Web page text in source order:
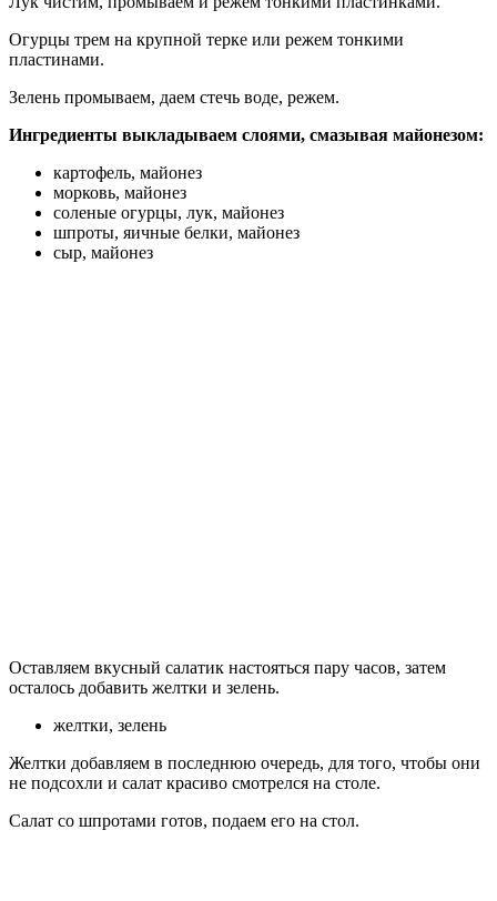
Огурцы трем на крупной терке или режем тонкими
пластинами.
Зелень промываем, даем стечь воде, режем.
Ингредиенты выкладываем слоями, смазывая майонезом:
картофель, майонез
морковь, майонез
соленые огурцы, лук, майонез
шпроты, яичные белки, майонез
сыр, майонез
Оставляем вкусный салатик настояться пару часов, затем
осталось добавить желтки и зелень.
желтки, зелень
Желтки добавляем в последнюю очередь, для того, чтобы они
не подсохли и салат красиво смотрелся на столе.
Салат со шпротами готов, подаем его на стол.